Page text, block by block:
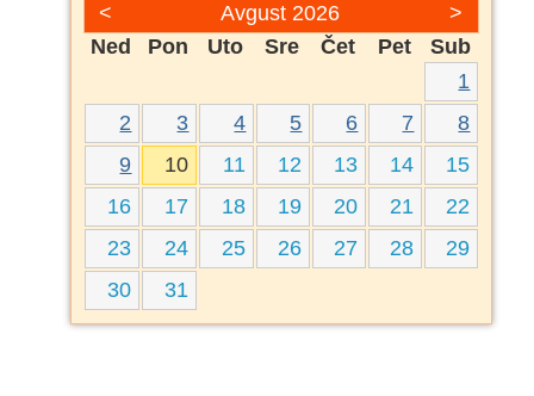
< >
Avgust 2026
Ned
Pon Uto Sre Čet Pet
Sub
1
2
3 4 5 6 7
8
9
10 11 12 13 14
15
16
17 18 19 20 21
22
23
24 25 26 27 28
29
30
31